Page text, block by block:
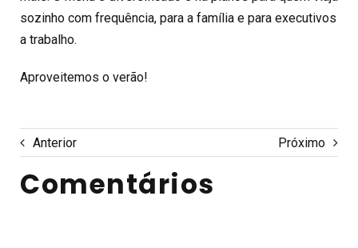
sozinho com frequência, para a família e para executivos
a trabalho.
Aproveitemos o verão!
Anterior Próximo
Comentários